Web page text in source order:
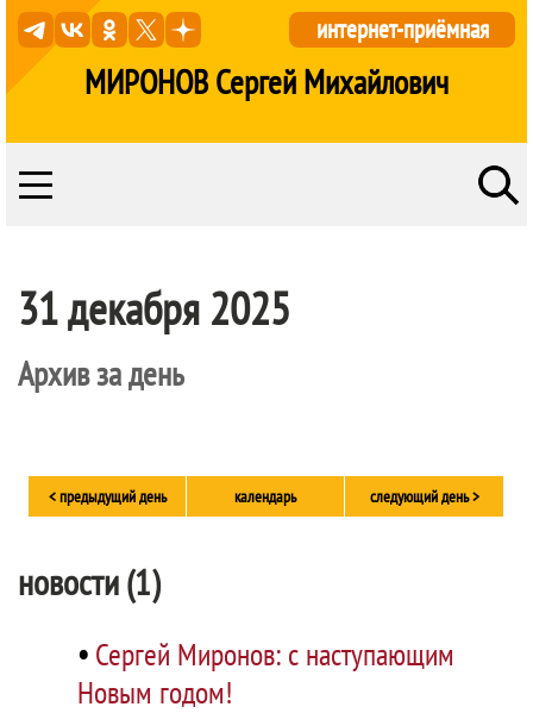
МИРОНОВ Сергей Михайлович
интернет-приёмная
31 декабря 2025
Архив за день
< предыдущий день календарь следующий день >
новости (1)
• Сергей Миронов: с наступающим
Новым годом!